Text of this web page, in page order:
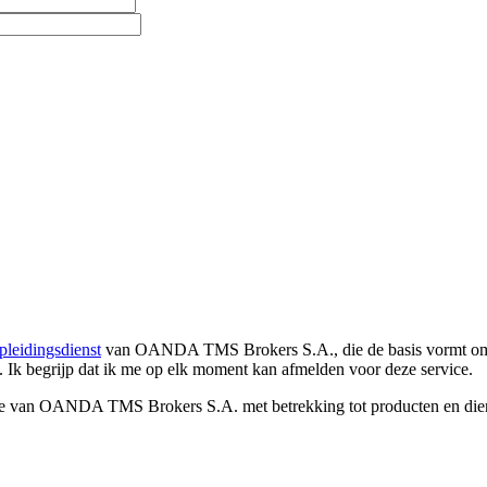
van OANDA TMS Brokers S.A., die de basis vormt
Ik begrijp dat ik me op elk moment kan afmelden voor deze service.
OANDA TMS Brokers S.A. met betrekking tot producten en